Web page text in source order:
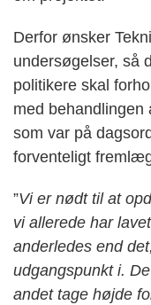
Derfor ønsker
undersøgelser, så
politikere skal
med behandlingen
som var på
forventeligt
”Vi er nødt til at
vi allerede har
anderledes end
udgangspunkt i.
andet tage højde